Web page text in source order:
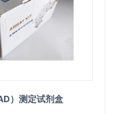
）测定试剂盒